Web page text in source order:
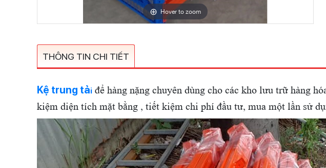
Hover to zoom
THÔNG TIN CHI TIẾT
Kệ trung tải để hàng nặng chuyên dùng cho các kho lưu trữ hàng
kiệm diện tích mặt bằng , tiết kiệm chi phí đầu tư, mua một lần sử